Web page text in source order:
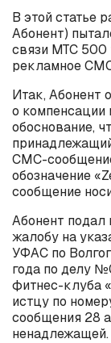
В этой статье
Абонент)
связи МТС 500
рекламное
Итак, Абонент
о компенсации
обоснование,
СМС-
обозначение
сообщение
Абонент подал
жалобу на
УФАС по
года по делу
фитнес-клуба
истцу по
сообщения 28
ненадлежащей.